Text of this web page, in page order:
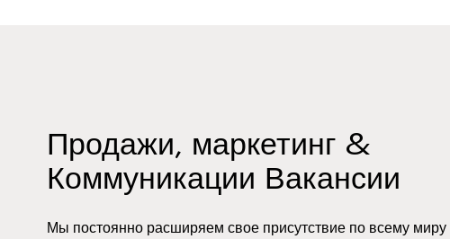
Продажи, маркетинг &
Коммуникации Вакансии
Мы постоянно расширяем свое присутствие по всему миру